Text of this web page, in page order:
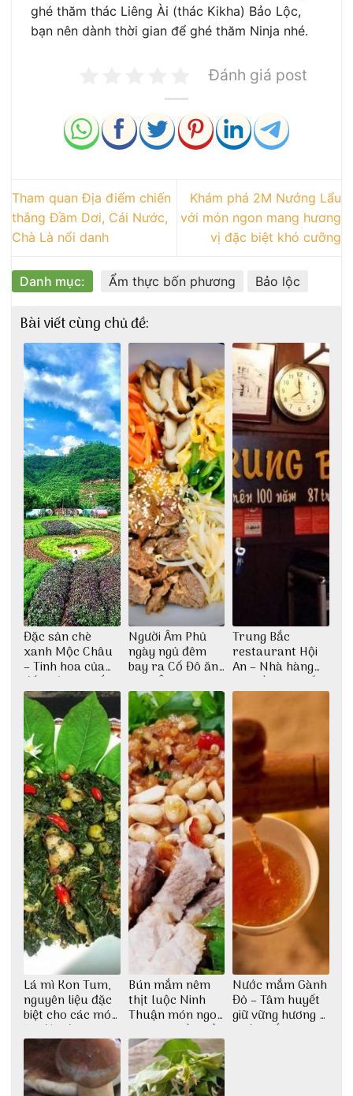
ghé thăm thác Liêng Ài (thác Kikha) Bảo Lộc,
bạn nên dành thời gian để ghé thăm Ninja nhé.
Đánh giá post
Tham quan Địa điểm chiến
thắng Đầm Dơi, Cái Nước,
Chà Là nổi danh
Khám phá 2M Nướng Lẩu
với món ngon mang hương
vị đặc biệt khó cưỡng
Danh mục: Ẩm thực bốn phương Bảo lộc
Bài viết cùng chủ đề:
Đặc sản chè
xanh Mộc Châu
– Tinh hoa của
đất trời Tây Bắc
Người Âm Phủ
ngày ngủ đêm
bay ra Cố Đô ăn
Cơm Âm Phủ
Huế
Trung Bắc
restaurant Hội
An – Nhà hàng
cao lầu có thiết
kế vô cùng ấn
tượng giữa lòng
phố Hội
Lá mì Kon Tum,
nguyên liệu đặc
biệt cho các món
ăn độc đáo
Bún mắm nêm
thịt luộc Ninh
Thuận món ngon
dân dã miền biển
Nước mắm Gành
Đỏ – Tâm huyết
giữ vững hương vị
nước mắm sau